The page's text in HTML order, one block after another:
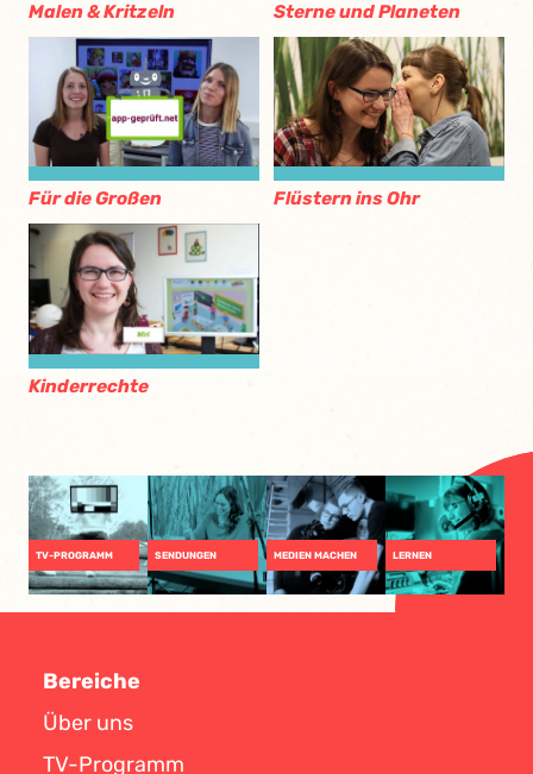
Malen & Kritzeln Sterne und Planeten
Für die Großen Flüstern ins Ohr
Kinderrechte
TV-PROGRAMM SENDUNGEN MEDIEN MACHEN LERNEN
Bereiche
Über uns
TV-Programm